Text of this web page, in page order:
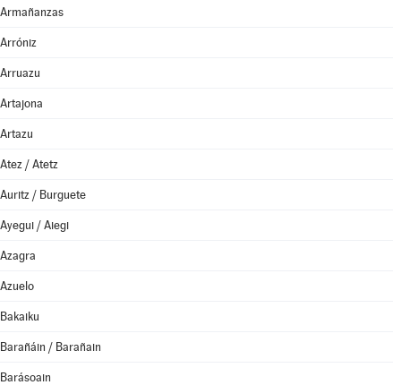
Armañanzas
Arróniz
Arruazu
Artajona
Artazu
Atez / Atetz
Auritz / Burguete
Ayegui / Aiegi
Azagra
Azuelo
Bakaiku
Barañáin / Barañain
Barásoain